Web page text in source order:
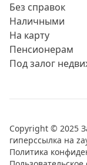
Без справок
Наличными
На карту
Пенсионерам
Под залог
Copyright © 2025
гиперссылка на
Политика